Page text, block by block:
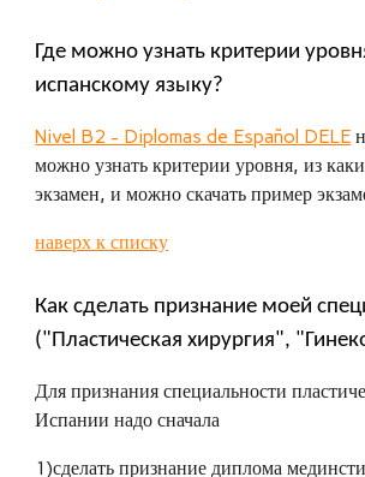
Где можно узнать критерии
испанскому языку?
Nivel B2 - Diplomas de Español DELE
можно узнать критерии уровня, из
экзамен, и можно скачать пример
наверх к списку
Как сделать признание моей
("Пластическая хирургия",
Для признания специальности
Испании надо сначала
1)сделать признание диплома